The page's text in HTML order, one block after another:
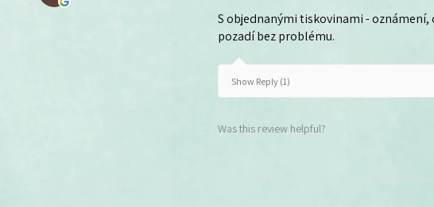
S objednanými tiskovinami -
pozadí bez problému.
Show Reply (1)
Was this review helpful?